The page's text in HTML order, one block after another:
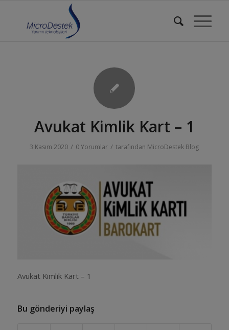
Avukat Kimlik Kart – 1
3 Kasım 2020 / 0 Yorumlar / tarafından MicroDestek Blog
Avukat Kimlik Kart – 1
Bu gönderiyi paylaş